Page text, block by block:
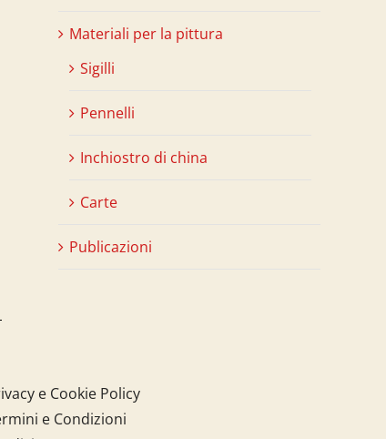
Materiali per la pittura
Sigilli
Pennelli
Inchiostro di china
Carte
Publicazioni
e Cookie Policy
e Condizioni